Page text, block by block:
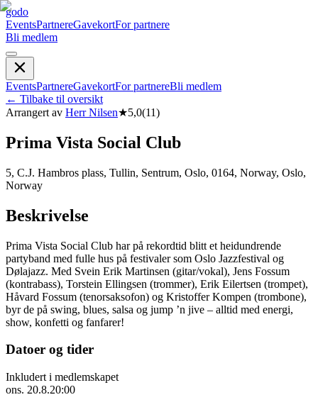
godo
EventsPartnereGavekortFor partnere
Bli medlem
EventsPartnereGavekortFor partnereBli medlem
← Tilbake til oversikt
Arrangert av Herr Nilsen★5,0(11)
Prima Vista Social Club
5, C.J. Hambros plass, Tullin, Sentrum, Oslo, 0164, Norway, Oslo,
Norway
Beskrivelse
Prima Vista Social Club har på rekordtid blitt et heidundrende
partyband med fulle hus på festivaler som Oslo Jazzfestival og
Dølajazz. Med Svein Erik Martinsen (gitar/vokal), Jens Fossum
(kontrabass), Torstein Ellingsen (trommer), Erik Eilertsen (trompet),
Håvard Fossum (tenorsaksofon) og Kristoffer Kompen (trombone),
byr de på swing, blues, salsa og jump ’n jive – alltid med energi,
show, konfetti og fanfarer!
Datoer og tider
Inkludert i medlemskapet
ons. 20.8.20:00